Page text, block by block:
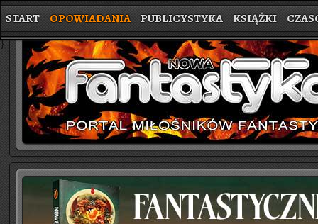
START OPOWIADANIA PUBLICYSTYKA KSIĄŻKI
}